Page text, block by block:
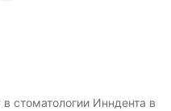
стоматологии Инндента в